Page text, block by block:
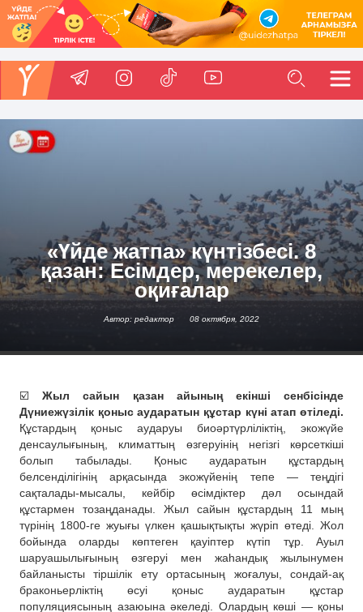
«Үйде жатпа» күнтізбесі. 8
қазан: Есімдер, мерекелер,
оқиғалар
Автор: редактор 08 октября, 2022
☑️Жыл сайын қазан айының екінші сенбісінде
Дүниежүзілік қоныс аударатын құстар күні атап өтіледі.
Құстардың қоныс аударуы биоәртүрліліктің, экожүйе
денсаулығының, климаттың өзгеруінің негізгі көрсеткіші
болып табылады. Қоныс аударатын құстардың
белсенділігінің арқасында экожүйенің тепе — теңдігі
сақталады-мысалы, кейбір өсімдіктер дәл осындай
құстармен тозаңданады. Жыл сайын құстардың 11 мың
түрінің 1800-ге жуығы үлкен қашықтықты жүріп өтеді. Жол
бойында оларды көптеген қауіптер күтіп тұр. Ауыл
шаруашылығының өзгеруі мен жаһандық жылынумен
байланысты тіршілік ету ортасының жоғалуы, сондай-ақ
браконьерліктің өсуі қоныс аударатын құстар
популяциясының азаюына әкеледі. Олардың көші — қоны